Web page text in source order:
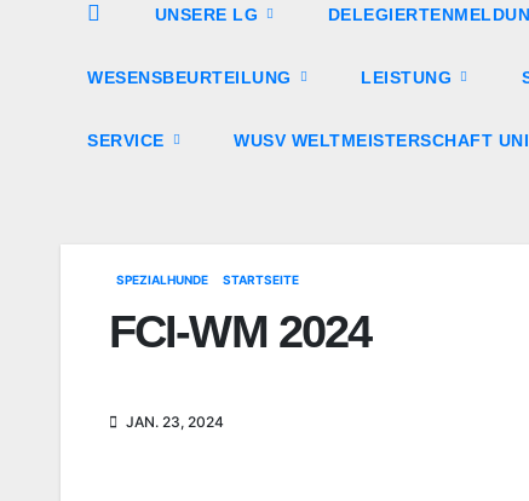
UNSERE LG
WESENSBEURTEILUNG LEISTUNG
SERVICE WUSV WELTMEISTERSCHAFT
SPEZIALHUNDE STARTSEITE
FCI-WM 2024
JAN. 23, 2024